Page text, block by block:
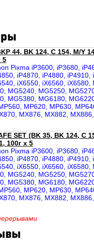
44, BK 124, C 154, M/Y
5
Pixma iP3600, iP3680,
iP4870, iP4880, iP4910,
iX6550, iX6560, iX6580,
MG5240, MG5250,
MG5380, MG6180,
MP620, MP630,
MX876, MX882,
SET (BK 35, BK 124, C
100г x 5
Pixma iP3600, iP3680,
iP4870, iP4880, iP4910,
iX6550, iX6560, iX6580,
MG5240, MG5250,
MG5380, MG6180,
MP620, MP630,
MX876, MX882,